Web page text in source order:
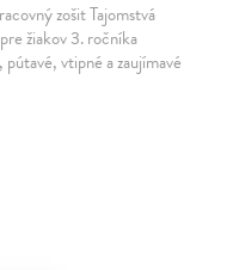
zošit Tajomstvá
žiakov 3. ročníka
vtipné a zaujímavé